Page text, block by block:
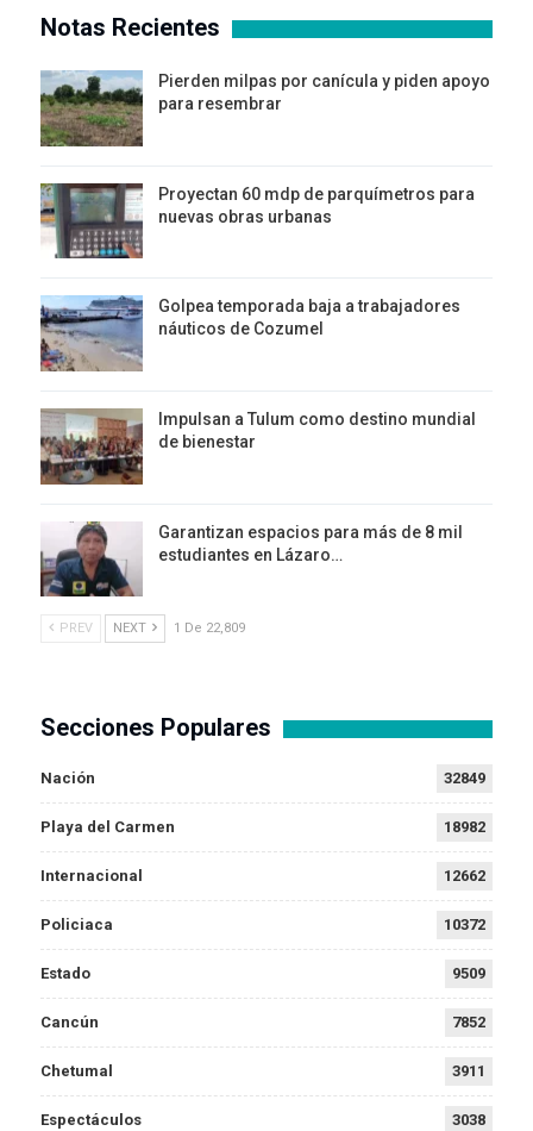
Notas Recientes
Pierden milpas por canícula y piden apoyo
para resembrar
Proyectan 60 mdp de parquímetros para
nuevas obras urbanas
Golpea temporada baja a trabajadores
náuticos de Cozumel
Impulsan a Tulum como destino mundial
de bienestar
Garantizan espacios para más de 8 mil
estudiantes en Lázaro…
PREV NEXT 1 De 22,809
Secciones Populares
Nación 32849
Playa del Carmen 18982
Internacional 12662
Policiaca 10372
Estado 9509
Cancún 7852
Chetumal 3911
Espectáculos 3038